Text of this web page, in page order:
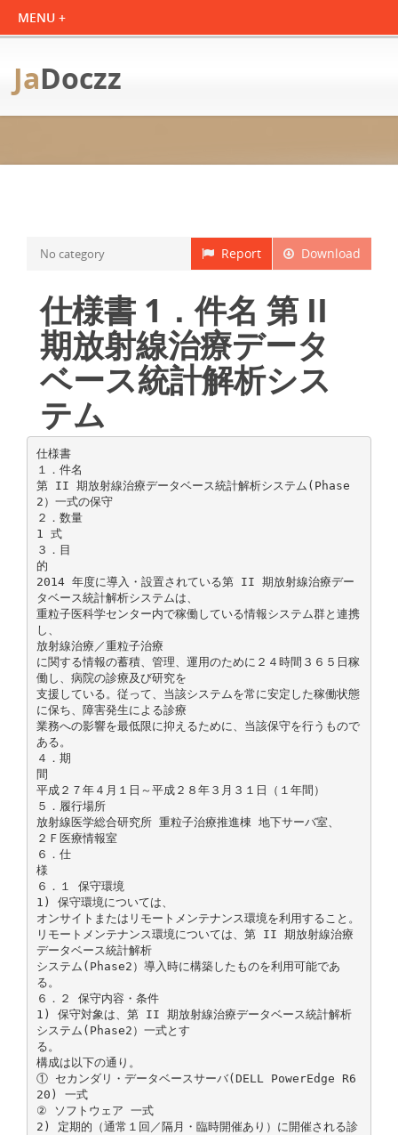
JaDoczz
Download
Report
No category
仕様書 1．件名 第 II
期放射線治療データ
ベース統計解析シス
テム
仕様書
１．件名
第 II 期放射線治療データベース統計解析システム(Phase
2）一式の保守
２．数量
1 式
３．目
的
2014 年度に導入・設置されている第 II 期放射線治療デー
タベース統計解析システムは、
重粒子医科学センター内で稼働している情報システム群と連携
し、
放射線治療／重粒子治療
に関する情報の蓄積、管理、運用のために２４時間３６５日稼
働し、病院の診療及び研究を
支援している。従って、当該システムを常に安定した稼働状態
に保ち、障害発生による診療
業務への影響を最低限に抑えるために、当該保守を行うもので
ある。
４．期
間
平成２７年４月１日～平成２８年３月３１日（１年間）
５．履行場所
放射線医学総合研究所 重粒子治療推進棟 地下サーバ室、
２Ｆ医療情報室
６．仕
様
６．１ 保守環境
1) 保守環境については、
オンサイトまたはリモートメンテナンス環境を利用すること。
リモートメンテナンス環境については、第 II 期放射線治療
データベース統計解析
システム(Phase2）導入時に構築したものを利用可能であ
る。
６．２ 保守内容・条件
1) 保守対象は、第 II 期放射線治療データベース統計解析
システム(Phase2）一式とす
る。
構成は以下の通り。
① セカンダリ・データベースサーバ(DELL PowerEdge R6
20) 一式
② ソフトウェア 一式
2) 定期的（通常１回／隔月・臨時開催あり）に開催される診